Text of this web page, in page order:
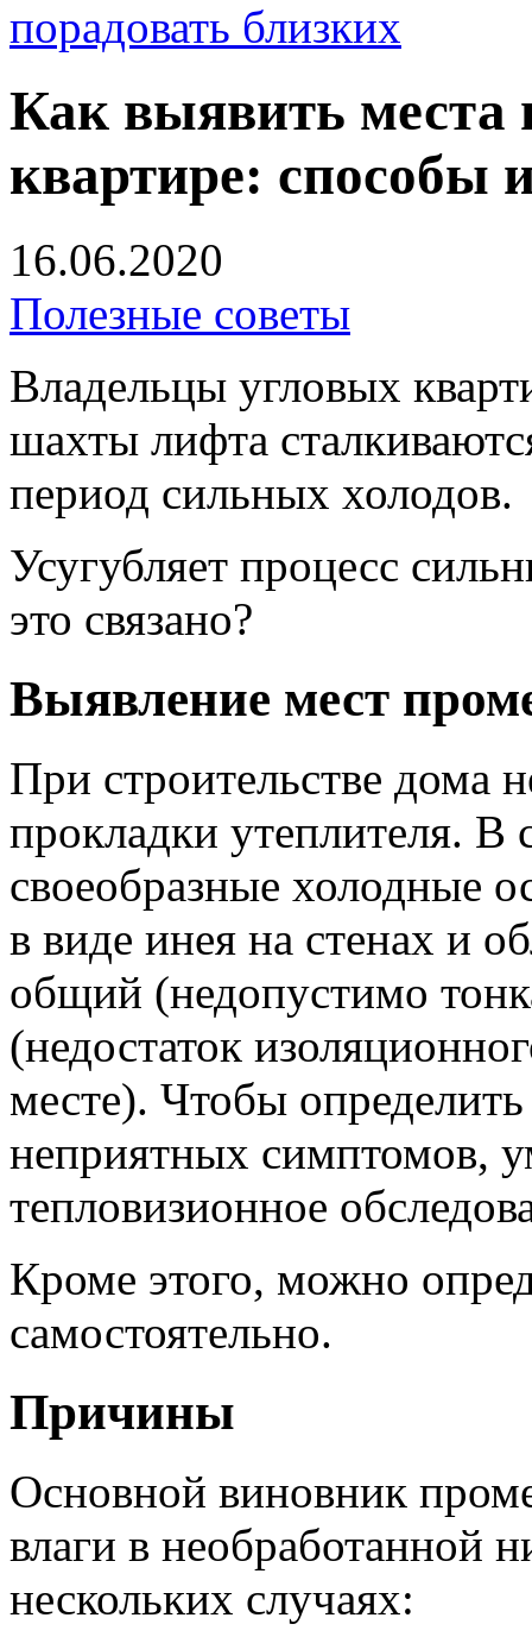
порадовать близких
Как выявить места
квартире: способы
16.06.2020
Полезные советы
Владельцы угловых
шахты лифта
период сильных холодов.
Усугубляет процесс
это связано?
Выявление мест
При строительстве дома
прокладки утеплителя. В
своеобразные холодные
в виде инея на стенах и
общий (недопустимо
(недостаток
месте). Чтобы
неприятных симптомов,
тепловизионное
Кроме этого, можно
самостоятельно.
Причины
Основной виновник
влаги в необработанной
нескольких случаях: